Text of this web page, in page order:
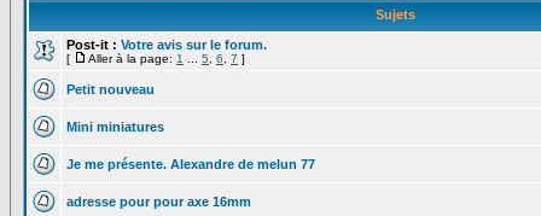
Sujets
Post-it : Votre avis sur le forum.
[ Aller à la page: 1 5 6 7 ]
Petit nouveau
Mini miniatures
Je me présente. Alexandre de melun 77
adresse pour pour axe 16mm